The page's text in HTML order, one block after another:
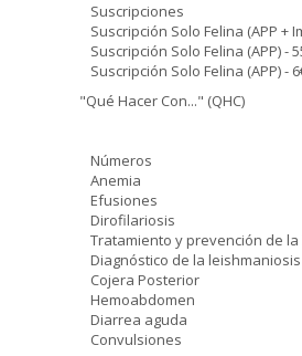
Suscripciones
Suscripción Solo Felina (APP +
Suscripción Solo Felina (APP) -
Suscripción Solo Felina (APP) -
"Qué Hacer Con..." (QHC)
Números
Anemia
Efusiones
Dirofilariosis
Tratamiento y prevención de
Diagnóstico de la leishmaniosis
Cojera Posterior
Hemoabdomen
Diarrea aguda
Convulsiones